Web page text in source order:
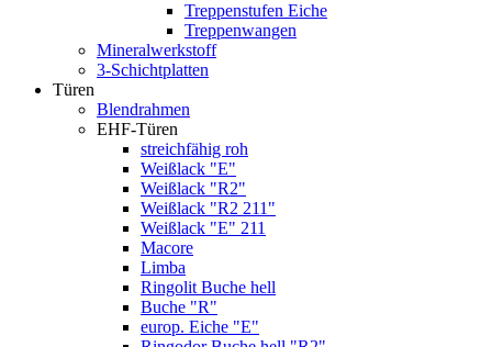
Treppenstufen Eiche
Treppenwangen
Mineralwerkstoff
3-Schichtplatten
Türen
Blendrahmen
EHF-Türen
streichfähig roh
Weißlack "E"
Weißlack "R2"
Weißlack "R2 211"
Weißlack "E" 211
Macore
Limba
Ringolit Buche hell
Buche "R"
europ. Eiche "E"